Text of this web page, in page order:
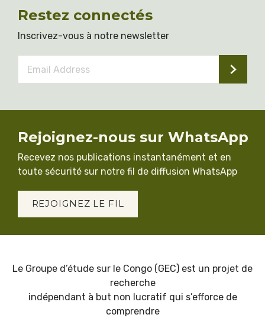
Restez connectés
Inscrivez-vous à notre newsletter
Address *
Rejoignez-nous sur WhatsApp
Recevez nos publications instantanément et en
toute sécurité sur notre fil de diffusion WhatsApp
REJOIGNEZ LE FIL
Le Groupe d’étude sur le Congo (GEC) est un projet de
recherche
indépendant à but non lucratif qui s’efforce de
comprendre